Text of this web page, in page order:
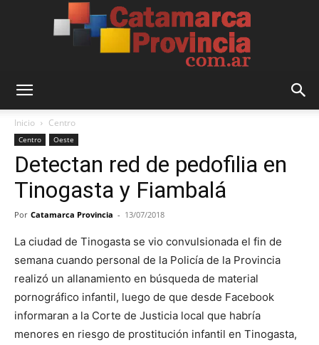
Provincia
Inicio Centro
Centro Oeste
Detectan red de pedofilia en
Tinogasta y Fiambalá
Por Catamarca Provincia - 13/07/2018
La ciudad de Tinogasta se vio convulsionada el fin de
semana cuando personal de la Policía de la Provincia
realizó un allanamiento en búsqueda de material
pornográfico infantil, luego de que desde Facebook
informaran a la Corte de Justicia local que habría
menores en riesgo de prostitución infantil en Tinogasta,